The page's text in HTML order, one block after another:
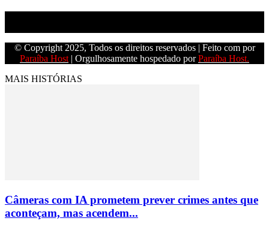
© Copyright 2025, Todos os direitos reservados | Feito com por
Paraíba Host | Orgulhosamente hospedado porParaíba Host.
MAIS HISTÓRIAS
Câmeras com IA prometem prever crimes antes que
aconteçam, mas acendem...